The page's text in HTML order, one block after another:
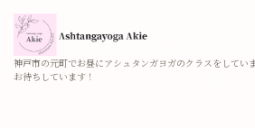
神戸市の元町でお昼にアシュタンガヨガのクラスをしてい
お待ちしています！